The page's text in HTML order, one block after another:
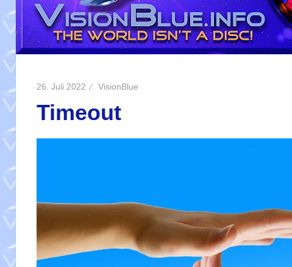
26. Juli 2022 VisionBlue
Timeout